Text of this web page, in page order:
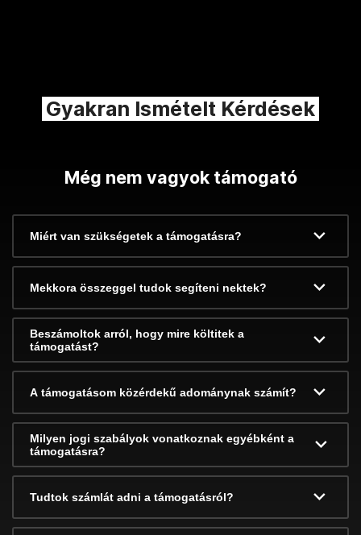
Gyakran Ismételt Kérdések
Még nem vagyok támogató
Miért van szükségetek a támogatásra?
Mekkora összeggel tudok segíteni nektek?
Beszámoltok arról, hogy mire költitek a
támogatást?
A támogatásom közérdekű adománynak számít?
Milyen jogi szabályok vonatkoznak egyébként a
támogatásra?
Tudtok számlát adni a támogatásról?